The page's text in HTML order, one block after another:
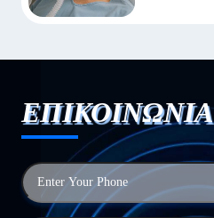
ΕΠΙΚΟΙΝΩΝΙΑ